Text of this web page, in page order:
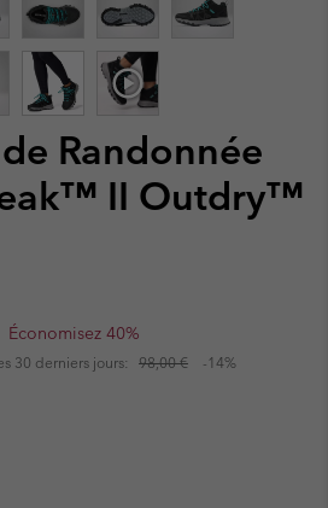
Randonnée
II Outdry™
Économisez 40%
30 derniers jours: 98,00 € -14%